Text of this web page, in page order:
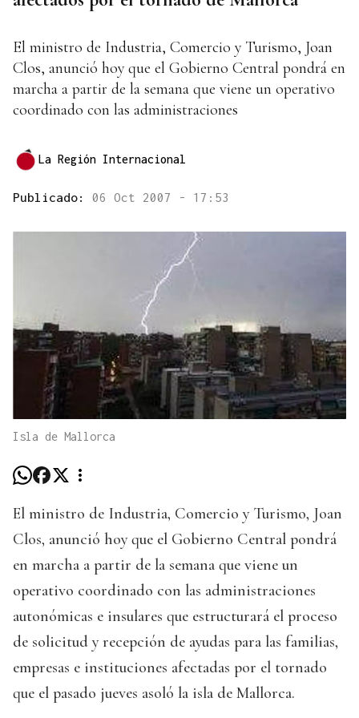
El ministro de Industria, Comercio y Turismo, Joan
Clos, anunció hoy que el Gobierno Central pondrá en
marcha a partir de la semana que viene un operativo
coordinado con las administraciones
La Región Internacional
Publicado: 06 Oct 2007 - 17:53
Isla de Mallorca
El ministro de Industria, Comercio y Turismo, Joan
Clos, anunció hoy que el Gobierno Central pondrá
en marcha a partir de la semana que viene un
operativo coordinado con las administraciones
autonómicas e insulares que estructurará el proceso
de solicitud y recepción de ayudas para las familias,
empresas e instituciones afectadas por el tornado
que el pasado jueves asoló la isla de Mallorca.